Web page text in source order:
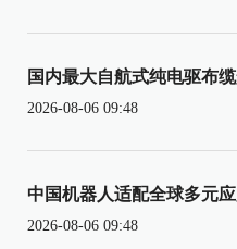
国内最大自航式纯电驱布
2026-08-06 09:48
中国机器人适配全球多元
2026-08-06 09:48